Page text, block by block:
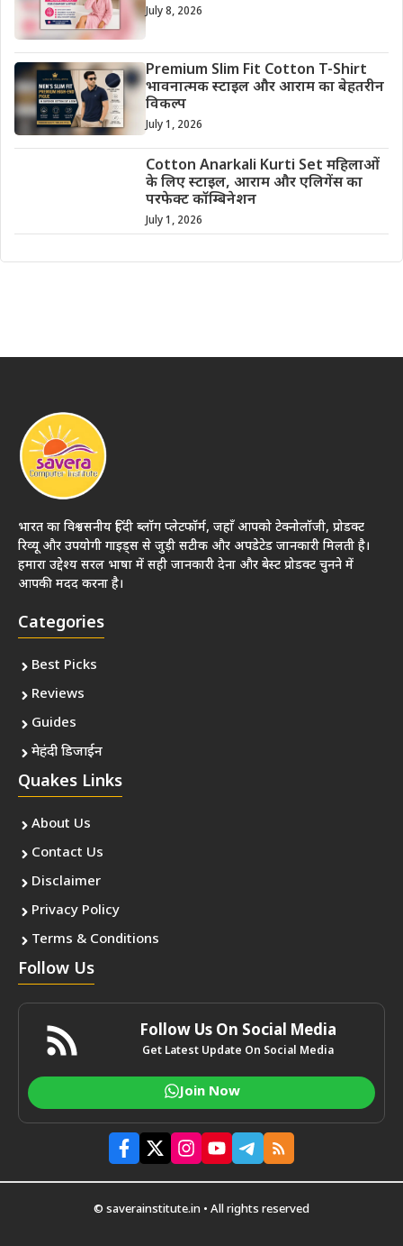
July 8, 2026
Premium Slim Fit Cotton T-Shirt
भावनात्मक स्टाइल और आराम का बेहतरीन
विकल्प
July 1, 2026
Cotton Anarkali Kurti Set महिलाओं
के लिए स्टाइल, आराम और एलिगेंस का
परफेक्ट कॉम्बिनेशन
July 1, 2026
भारत का विश्वसनीय हिंदी ब्लॉग प्लेटफॉर्म, जहाँ आपको टेक्नोलॉजी, प्रोडक्ट
रिव्यू और उपयोगी गाइड्स से जुड़ी सटीक और अपडेटेड जानकारी मिलती है।
हमारा उद्देश्य सरल भाषा में सही जानकारी देना और बेस्ट प्रोडक्ट चुनने में
आपकी मदद करना है।
Categories
Best Picks
Reviews
Guides
मेहंदी डिजाईन
Quakes Links
About Us
Contact Us
Disclaimer
Privacy Policy
Terms & Conditions
Follow Us
Follow Us On Social Media
Get Latest Update On Social Media
Join Now
© saverainstitute.in • All rights reserved